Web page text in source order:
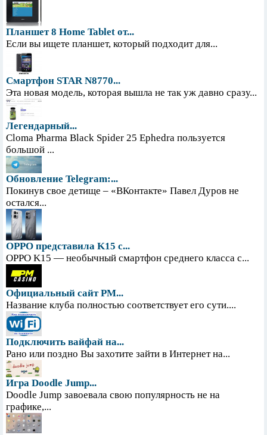
Планшет 8 Home Tablet от...
Если вы ищете планшет, который подходит для...
Смартфон STAR N8770...
Эта новая модель, которая вышла не так уж давно сразу...
Легендарный...
Cloma Pharma Black Spider 25 Ephedra пользуется
большой ...
Обновление Telegram:...
Покинув свое детище – «ВКонтакте» Павел Дуров не
остался...
OPPO представила K15 с...
OPPO K15 — необычный смартфон среднего класса с...
Официальный сайт PM...
Название клуба полностью соответствует его сути....
Подключить вайфай на...
Рано или поздно Вы захотите зайти в Интернет на...
Игра Doodle Jump...
Doodle Jump завоевала свою популярность не на
графике,...